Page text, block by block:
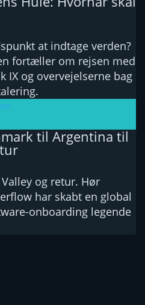
at indtage verden?
fortæller om rejsen med
IX og overvejelserne bag
til Argentina til
og retur. Hør
har skabt en global
onboarding legende